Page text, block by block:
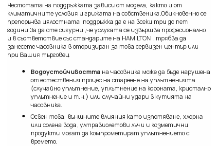
Честотата на поддръжката зависи от модела, както и от
климатичните условия и грижата на собственика.Обикновенно се
препоръчва цялостната поддръжка да е на всеки три до пет
години.За да сте сигурни ,че услугата се извършва професионално
и в съответствие със стандарите на HAMILTON , трябва да
занесете часовника в оторизиран за това сервизен център или
при Вашия търговец.
Водоустойчивостта на часовника може да бъде нарушена
от естествения процес на стареене на уплътненията
(случайно уплътнение, уплътнение на короната, кристално
уплътнение и т.н.) или случайни удари в кутията на
часовника.
Освен това, външните влияния като изпотяване, хлорна
или солена вода, ултравиолетови лъчи и козметични
продукти могат да компрометират уплътнението с
времето.